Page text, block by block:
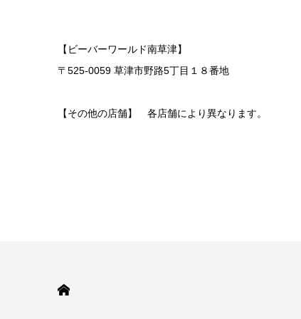
【ビーバーワールド南草津】
〒525-0059 草津市野路5丁目１８番地
【その他の店舗】 各店舗により異なります。